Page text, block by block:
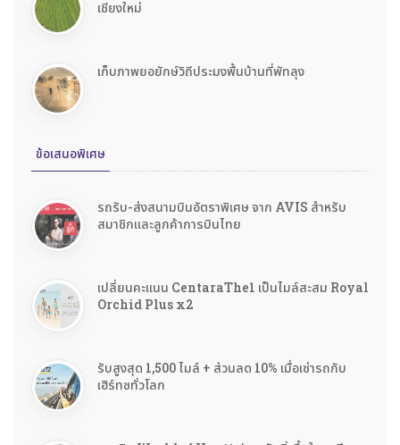
เชียงใหม่
เก็บภาพยอยักษ์วิถีประมงพื้นบ้านที่พัทลุง
ข้อเสนอพิเศษ
รถรับ-ส่งสนามบินอัตราพิเศษ จาก AVIS สำหรับ
สมาชิกและลูกค้าการบินไทย
เปลี่ยนคะแนน CentaraThe1 เป็นไมล์สะสม Royal
Orchid Plus x2
รับสูงสุด 1,500 ไมล์ + ส่วนลด 10% เมื่อเช่ารถกับ
เฮิร์ทซทั่วโลก